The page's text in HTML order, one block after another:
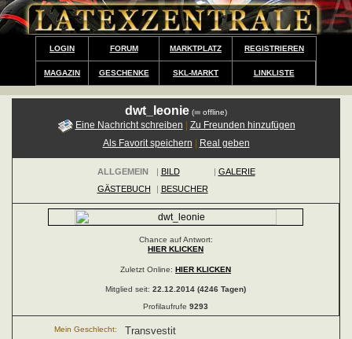
LOGIN FORUM MARKTPLATZ REGISTRIEREN
MAGAZIN GESCHENKE SKL-MARKT LINKLISTE
dwt_leonie ( offline)
Eine Nachricht schreiben
Zu Freunden hinzufügen
Als Favorit speichern
Real geben
ALLGEMEIN | BILD | GALERIE
GÄSTEBUCH
| BESUCHER
Chance auf Antwort:
HIER KLICKEN
Zuletzt Online: HIER KLICKEN
Mitglied seit: 22.12.2014 (4246 Tagen)
Profilaufrufe 9293
Mein Geschlecht: Transvestit